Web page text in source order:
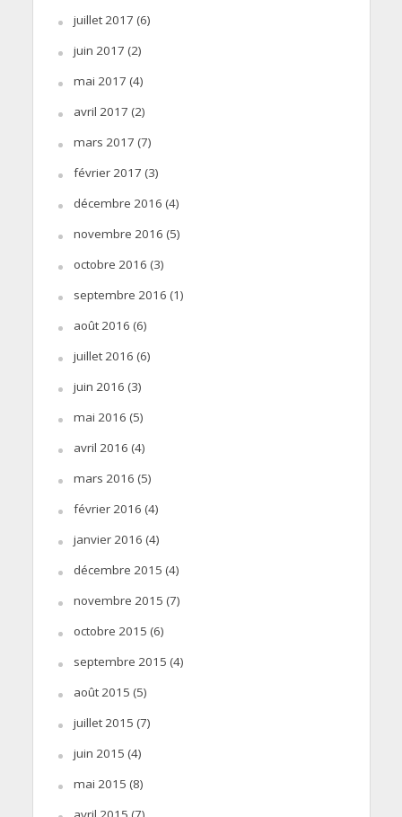
juillet 2017 (6)
juin 2017 (2)
mai 2017 (4)
avril 2017 (2)
mars 2017 (7)
février 2017 (3)
décembre 2016 (4)
novembre 2016 (5)
octobre 2016 (3)
septembre 2016 (1)
août 2016 (6)
juillet 2016 (6)
juin 2016 (3)
mai 2016 (5)
avril 2016 (4)
mars 2016 (5)
février 2016 (4)
janvier 2016 (4)
décembre 2015 (4)
novembre 2015 (7)
octobre 2015 (6)
septembre 2015 (4)
août 2015 (5)
juillet 2015 (7)
juin 2015 (4)
mai 2015 (8)